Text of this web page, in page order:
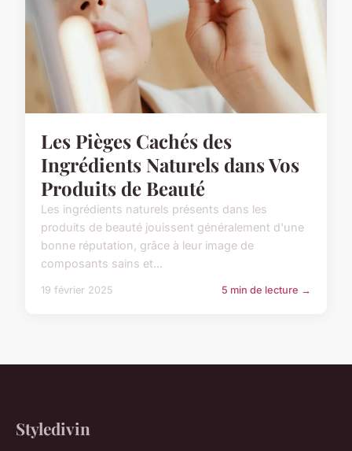
Les Pièges Cachés des
Ingrédients Naturels dans Vos
Produits de Beauté
Les ingrédients naturels présents dans les
produits de beauté jouissent généralement d'une
bonne réputation, grâce à leur image de
composants sains et...
19 février 2025 5 min de lecture →
Styledivin